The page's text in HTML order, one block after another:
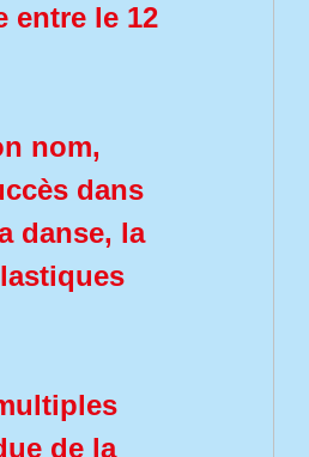
entre le 12
nom,
dans
danse, la
de la